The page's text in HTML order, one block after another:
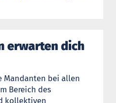
erwarten dich
Mandanten bei allen
Bereich des
kollektiven